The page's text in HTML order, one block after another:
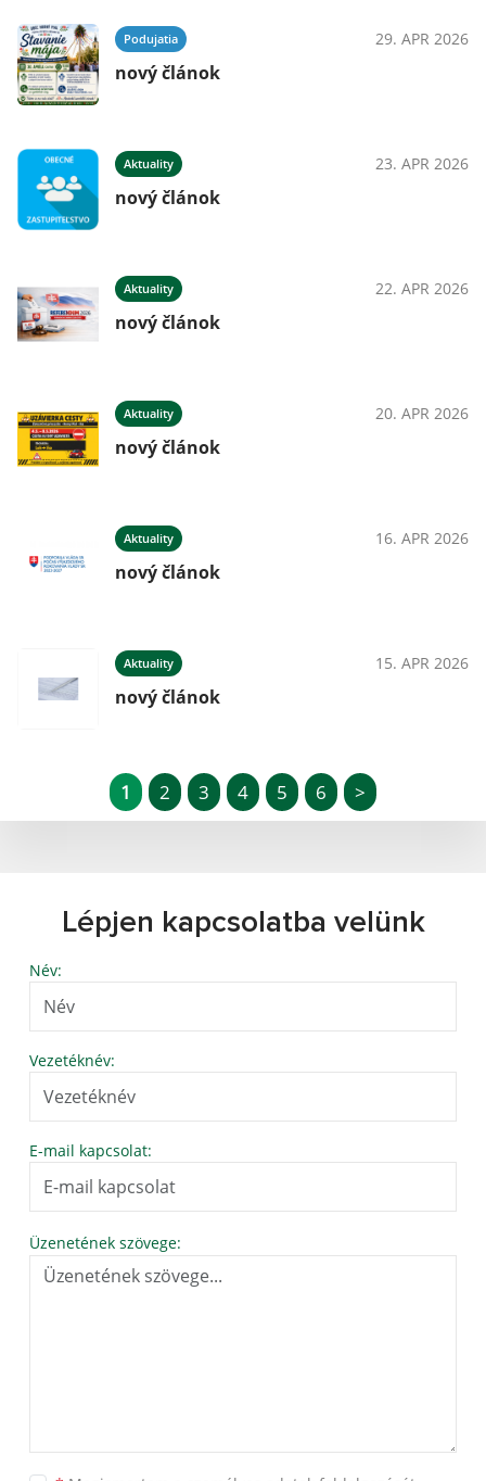
Podujatia 29. APR 2026
nový článok
Aktuality 23. APR 2026
nový článok
Aktuality 22. APR 2026
nový článok
Aktuality 20. APR 2026
nový článok
Aktuality 16. APR 2026
nový článok
Aktuality 15. APR 2026
nový článok
1 2 3 4 5 6 >
Lépjen kapcsolatba velünk
Név:
Vezetéknév:
E-mail kapcsolat:
Üzenetének szövege: